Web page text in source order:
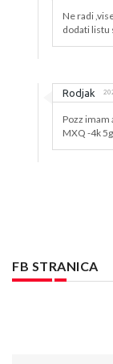
Ne radi
dodati listu
Rodjak
Pozz imam
MXQ -4k
FB STRANICA